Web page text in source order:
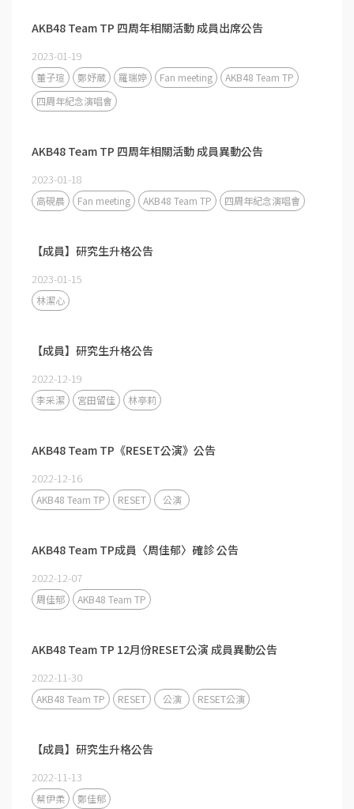
AKB48 Team TP 四周年相關活動 成員出席公告
2023-01-19
董子瑄 鄭妤葳 羅瑞婷 Fan meeting
AKB48 Team TP
四周年紀念演唱會
AKB48 Team TP 四周年相關活動 成員異動公告
2023-01-18
高硯晨 Fan meeting AKB48 Team TP 四周年紀念演唱會
【成員】研究生升格公告
2023-01-15
林潔心
【成員】研究生升格公告
2022-12-19
李采潔 宮田留佳 林亭莉
AKB48 Team TP《RESET公演》公告
2022-12-16
AKB48 Team TP RESET 公演
AKB48 Team TP成員〈周佳郁〉確診 公告
2022-12-07
周佳郁 AKB48 Team TP
AKB48 Team TP 12月份RESET公演 成員異動公告
2022-11-30
AKB48 Team TP RESET 公演 RESET公演
【成員】研究生升格公告
2022-11-13
蔡伊柔 鄭佳郁